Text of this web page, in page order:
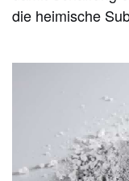
die heimische